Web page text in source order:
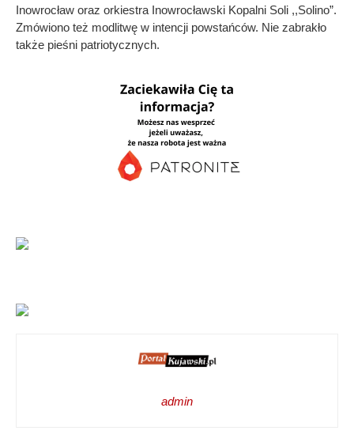
Inowrocław oraz orkiestra Inowrocławski Kopalni Soli ,,Solino”.
Zmówiono też modlitwę w intencji powstańców. Nie zabrakło
także pieśni patriotycznych.
admin